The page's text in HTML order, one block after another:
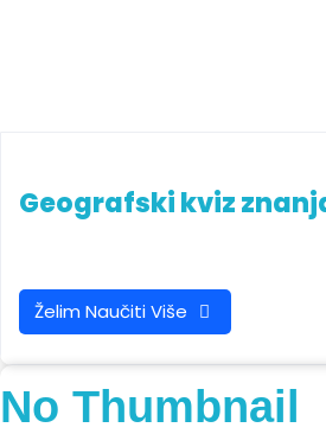
Geografski kviz
Želim Naučiti Više
No Thumbnail